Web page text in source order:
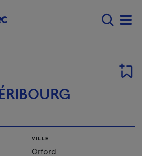
Main navigation -
VILLE
Orford